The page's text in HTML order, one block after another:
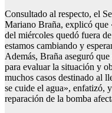
Consultado al respecto, el
Mariano Braña, explicó que
del miércoles quedó fuera
estamos cambiando y
Además, Braña aseguró
para evaluar la situación y
muchos casos destinado al
se cuide el agua», enfatizó,
reparación de la bomba